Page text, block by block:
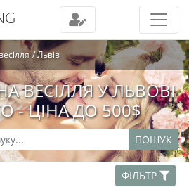
Львів
ВЕСІЛЛЯ У ЛЬВОВІ
- ЦІНА ДО 500$
ПОШУК
ФІЛЬТР